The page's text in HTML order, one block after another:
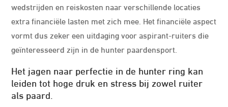
wedstrijden en reiskosten naar verschillende locaties
extra financiële lasten met zich mee. Het financiële aspect
vormt dus zeker een uitdaging voor aspirant-ruiters die
geïnteresseerd zijn in de hunter paardensport.
Het jagen naar perfectie in de hunter ring kan
leiden tot hoge druk en stress bij zowel ruiter
als paard.